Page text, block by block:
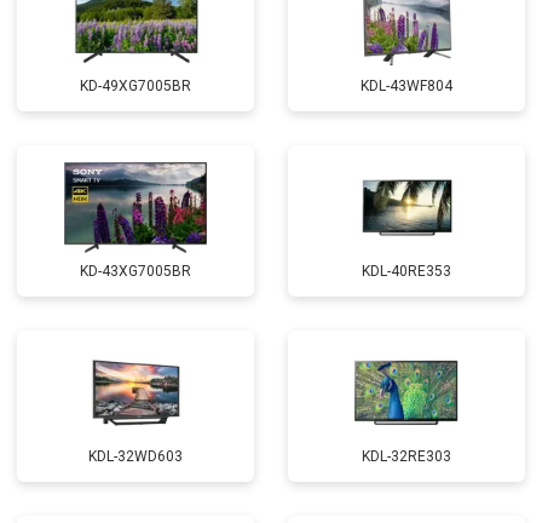
KD-49XG7005BR KDL-43WF804
KD-43XG7005BR KDL-40RE353
KDL-32WD603 KDL-32RE303